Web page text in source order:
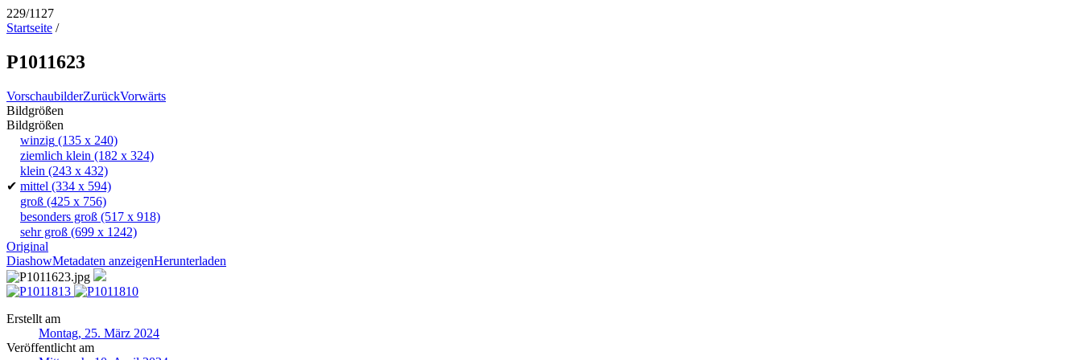
229/1127
Startseite /
P1011623
VorschaubilderZurückVorwärts
Bildgrößen
Bildgrößen
winzig (135 x 240)
ziemlich klein (182 x 324)
klein (243 x 432)
✔ mittel (334 x 594)
groß (425 x 756)
besonders groß (517 x 918)
sehr groß (699 x 1242)
Original
DiashowMetadaten anzeigenHerunterladen
Erstellt am
Montag, 25. März 2024
Veröffentlicht am